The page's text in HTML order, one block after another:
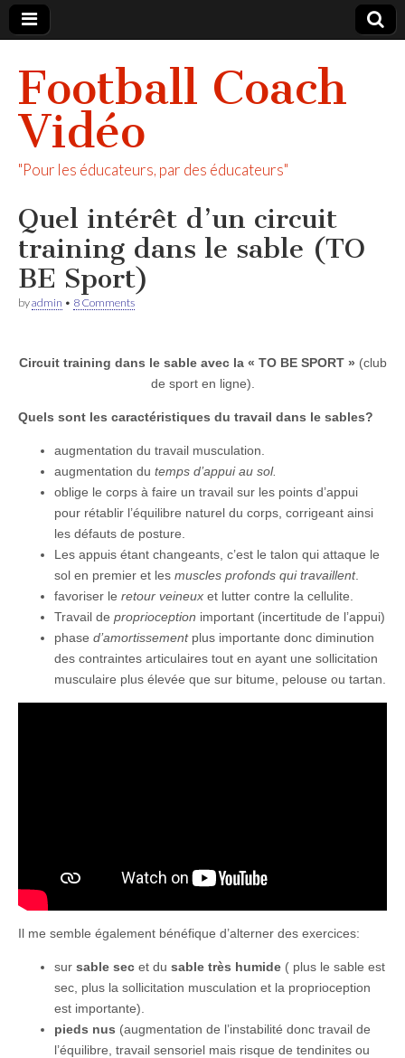
Football Coach
Vidéo
"Pour les éducateurs, par des éducateurs"
Quel intérêt d’un circuit
training dans le sable (TO
BE Sport)
byadmin • 8 Comments
Circuit training dans le sable avec la « TO BE SPORT » (club
de sport en ligne).
Quels sont les caractéristiques du travail dans le sables?
augmentation du travail musculation.
augmentation du temps d’appui au sol.
oblige le corps à faire un travail sur les points d’appui
pour rétablir l’équilibre naturel du corps, corrigeant ainsi
les défauts de posture.
Les appuis étant changeants, c’est le talon qui attaque le
sol en premier et les muscles profonds qui travaillent.
favoriser le retour veineux et lutter contre la cellulite.
Travail de proprioception important (incertitude de l’appui)
phase d’amortissementplus importante donc diminution
des contraintes articulaires tout en ayant une sollicitation
musculaire plus élevée que sur bitume, pelouse ou tartan.
Il me semble également bénéfique d’alterner des exercices:
sur sable sec et du sable très humide ( plus le sable est
sec, plus la sollicitation musculation et la proprioception
est importante).
pieds nus (augmentation de l’instabilité donc travail de
l’équilibre, travail sensoriel mais risque de tendinites ou